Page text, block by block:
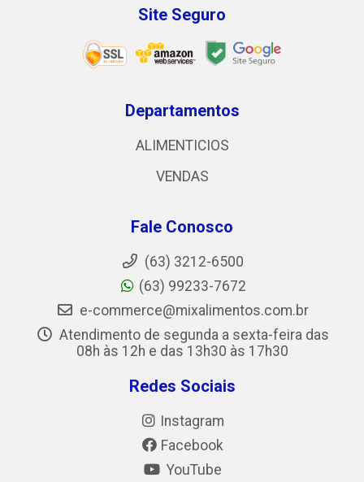
Site Seguro
Departamentos
ALIMENTICIOS
VENDAS
Fale Conosco
(63) 3212-6500
(63) 99233-7672
e-commerce@mixalimentos.com.br
Atendimento de segunda a sexta-feira das
08h às 12h e das 13h30 às 17h30
Redes Sociais
Instagram
Facebook
YouTube